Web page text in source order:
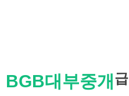
BGB대부중개 급